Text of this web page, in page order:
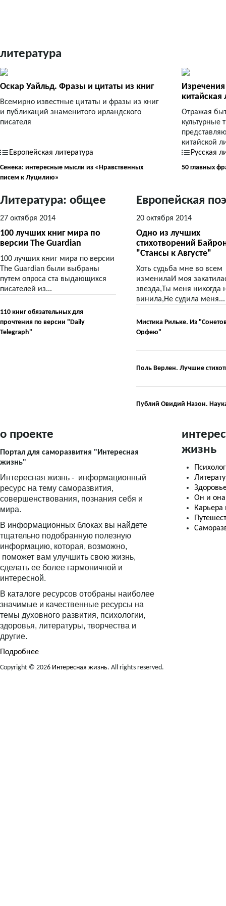
литература
Оскар Уайльд. Фразы и цитаты из книг
Всемирно известные цитаты и фразы из книг
и публикаций знаменитого ирландского
писателя
китайская
Отражая
культурные
китайской
Европейская литература
Сенека: интересные мысли из «Нравственных
писем к Луцилию»
Русская
50 главных
Литература: общее
27 октября 2014
100 лучших книг мира по
версии The Guardian
100 лучших книг мира по версии
The Guardian были выбраны
путем опроса ста выдающихся
писателей из...
110 книг обязательных для
прочтения по версии "Daily
Telegraph"
Европейская
20 октября 2014
Одно из лучших
стихотворений
"Стансы к Августе"
Хоть судьба мне во всем
изменилаИ моя
звезда,Ты меня никогда
винила,Не судила меня...
Мистика Рильке. Из
Орфею"
Поль Верлен. Лучшие
Публий Овидий Назон.
о проекте
Портал для саморазвития "Интересная
жизнь"
Интересная жизнь - информационный
ресурс на тему саморазвития,
совершенствования, познания себя и
мира.
В информационных блоках вы найдете
тщательно подобранную полезную
информацию, которая, возможно,
поможет вам улучшить свою жизнь,
сделать ее более гармоничной и
интересной.
В каталоге ресурсов отобраны наиболее
значимые и качественные ресурсы на
темы духовного развития, психологии,
здоровья, литературы, творчества и
другие.
Подробнее
жизнь
Он и она
Карьера
Copyright © 2026 Интересная жизнь. All rights reserved.